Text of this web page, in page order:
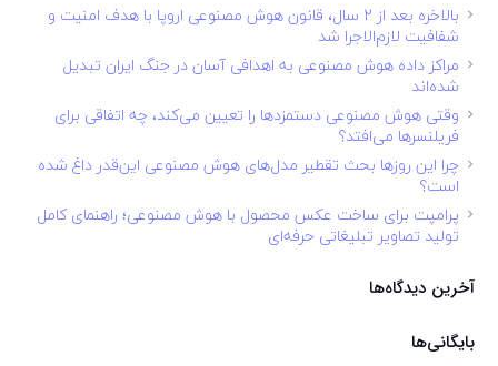
بالاخره بعد از ۲ سال، قانون هوش مصنوعی اروپا با هدف امنیت و
شفافیت لازم‌الاجرا شد
مراکز داده هوش مصنوعی به اهدافی آسان در جنگ ایران تبدیل
شده‌اند
وقتی هوش مصنوعی دستمزدها را تعیین می‌کند، چه اتفاقی برای
فریلنسرها می‌افتد؟
چرا این روزها بحث تقطیر مدل‌های هوش مصنوعی این‌قدر داغ شده
است؟
پرامپت برای ساخت عکس محصول با هوش مصنوعی؛ راهنمای کامل
تولید تصاویر تبلیغاتی حرفه‌ای
آخرین دیدگاه‌ها
بایگانی‌ها